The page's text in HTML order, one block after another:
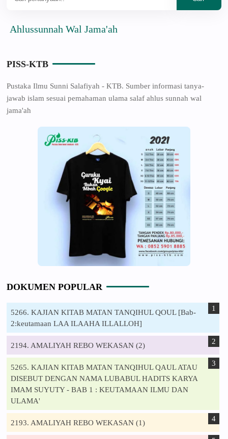
Wal Jama'ah
PISS-KTB
Pustaka Ilmu Sunni Salafiyah - KTB. Sumber informasi tanya-
jawab islam sesuai pemahaman ulama salaf ahlus sunnah wal
jama'ah
DOKUMEN POPULAR
5266. KAJIAN KITAB MATAN TANQIHUL QOUL [Bab-
2:keutamaan LAA ILAAHA ILLALLOH]
2194. AMALIYAH REBO WEKASAN (2)
5265. KAJIAN KITAB MATAN TANQIHUL QAUL ATAU
DISEBUT DENGAN NAMA LUBABUL HADITS KARYA
IMAM SUYUTY - BAB 1 : KEUTAMAAN ILMU DAN
ULAMA'
2193. AMALIYAH REBO WEKASAN (1)